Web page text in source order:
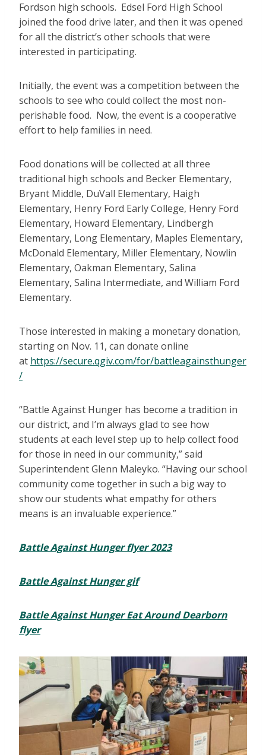
Fordson high schools. Edsel Ford High School
joined the food drive later, and then it was opened
for all the district’s other schools that were
interested in participating.
Initially, the event was a competition between the
schools to see who could collect the most non-
perishable food. Now, the event is a cooperative
effort to help families in need.
Food donations will be collected at all three
traditional high schools and Becker Elementary,
Bryant Middle, DuVall Elementary, Haigh
Elementary, Henry Ford Early College, Henry Ford
Elementary, Howard Elementary, Lindbergh
Elementary, Long Elementary, Maples Elementary,
McDonald Elementary, Miller Elementary, Nowlin
Elementary, Oakman Elementary, Salina
Elementary, Salina Intermediate, and William Ford
Elementary.
Those interested in making a monetary donation,
starting on Nov. 11, can donate online
at https://secure.qgiv.com/for/battleagainsthunger
/
“Battle Against Hunger has become a tradition in
our district, and I’m always glad to see how
students at each level step up to help collect food
for those in need in our community,” said
Superintendent Glenn Maleyko. “Having our school
community come together in such a big way to
show our students what empathy for others
means is an invaluable experience.”
Battle Against Hunger flyer 2023
Battle Against Hunger gif
Battle Against Hunger Eat Around Dearborn
flyer